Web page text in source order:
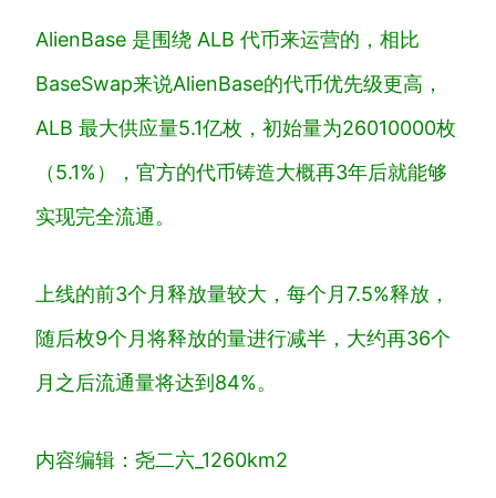
AlienBase 是围绕 ALB 代币来运营的，相比
BaseSwap来说AlienBase的代币优先级更高，
ALB 最大供应量5.1亿枚，初始量为26010000枚
（5.1%），官方的代币铸造大概再3年后就能够
实现完全流通。
上线的前3个月释放量较大，每个月7.5%释放，
随后枚9个月将释放的量进行减半，大约再36个
月之后流通量将达到84%。
内容编辑：尧二六_1260km2